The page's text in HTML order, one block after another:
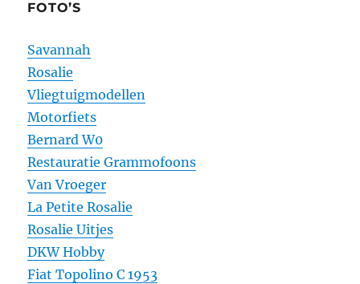
FOTO’S
Savannah
Rosalie
Vliegtuigmodellen
Motorfiets
Bernard W0
Restauratie Grammofoons
Van Vroeger
La Petite Rosalie
Rosalie Uitjes
DKW Hobby
Fiat Topolino C 1953